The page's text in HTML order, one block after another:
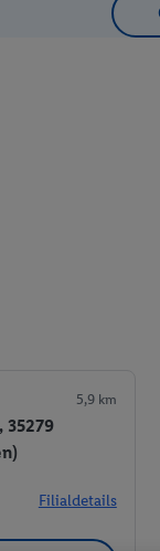
5,9 km
35279
Filialdetails